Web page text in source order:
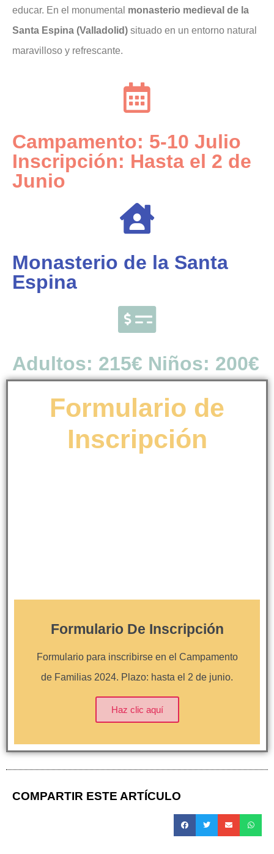
educar. En el monumental monasterio medieval de la
Santa Espina (Valladolid) situado en un entorno natural
maravilloso y refrescante.
Campamento: 5-10 Julio
Inscripción: Hasta el 2 de
Junio
Monasterio de la Santa
Espina
Adultos: 215€ Niños: 200€
Formulario de
Inscripción
Formulario De Inscripción
Formulario para inscribirse en el Campamento
de Familias 2024. Plazo: hasta el 2 de junio.
Haz clic aquí
COMPARTIR ESTE ARTÍCULO